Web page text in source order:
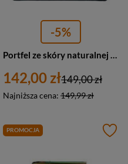
-5%
Portfel ze skóry naturalnej damski Barberini's D-1089-4 średni granatowy
142,00 zł
Najniższa cena: 149,99 zł
149,00 zł
PROMOCJA